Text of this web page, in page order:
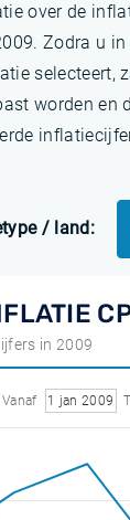
over de
Zodra u in
selecteert,
worden en
/ land:
in 2009
Vanaf 1 jan 2009